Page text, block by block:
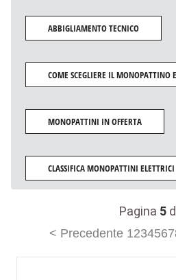
ABBIGLIAMENTO TECNICO
COME SCEGLIERE IL MONOPATTINO
MONOPATTINI IN OFFERTA
CLASSIFICA MONOPATTINI ELETTRICI
Pagina 5
< Precedente 1234567